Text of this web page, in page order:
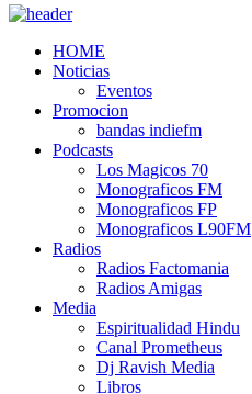
HOME
Noticias
Eventos
Promocion
bandas indiefm
Podcasts
Los Magicos 70
Monograficos FM
Monograficos FP
Monograficos L90FM
Radios
Radios Factomania
Radios Amigas
Media
Espiritualidad Hindu
Canal Prometheus
Dj Ravish Media
Libros